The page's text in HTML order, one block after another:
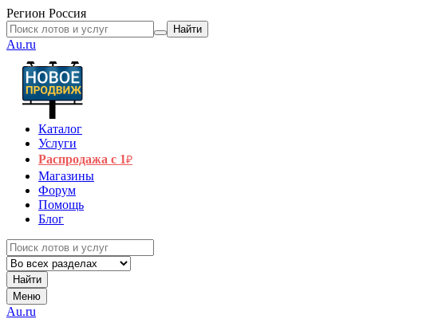
Регион Россия
Найти
Au.ru
Каталог
Услуги
Распродажа с 1₽
Магазины
Форум
Помощь
Блог
Найти
Меню
Au.ru